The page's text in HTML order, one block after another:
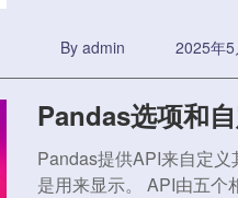
By admin 2025年
Pandas选项和
Pandas提供API来自定
是用来显示。 API由五个